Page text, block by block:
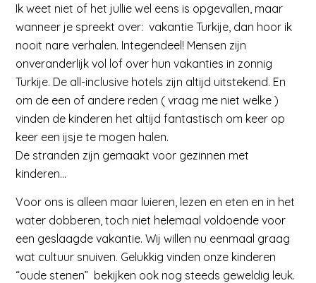
Ik weet niet of het jullie wel eens is opgevallen, maar
wanneer je spreekt over: vakantie Turkije, dan hoor ik
nooit nare verhalen. Integendeel! Mensen zijn
onveranderlijk vol lof over hun vakanties in zonnig
Turkije. De all-inclusive hotels zijn altijd uitstekend. En
om de een of andere reden ( vraag me niet welke )
vinden de kinderen het altijd fantastisch om keer op
keer een ijsje te mogen halen.
De stranden zijn gemaakt voor gezinnen met
kinderen…
Voor ons is alleen maar luieren, lezen en eten en in het
water dobberen, toch niet helemaal voldoende voor
een geslaagde vakantie. Wij willen nu eenmaal graag
wat cultuur snuiven. Gelukkig vinden onze kinderen
“oude stenen” bekijken ook nog steeds geweldig leuk.